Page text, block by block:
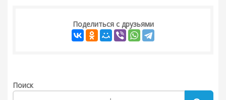
Поделиться с друзьями
Поиск